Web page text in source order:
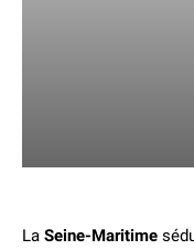
La Seine-Maritime